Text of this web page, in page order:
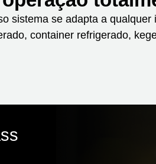
sistema se adapta a qualquer
container refrigerado,